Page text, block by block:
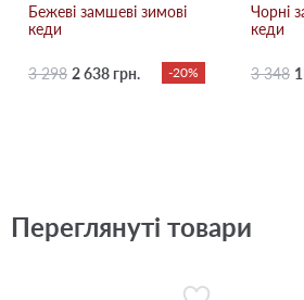
Бежевi замшеві зимові
кеди
3 298 2 638 грн. -20%
Чорні
кеди
3 348
Переглянуті товари